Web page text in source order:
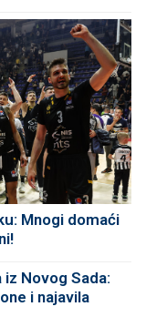
Mnogi domaći
Novog Sada:
i najavila